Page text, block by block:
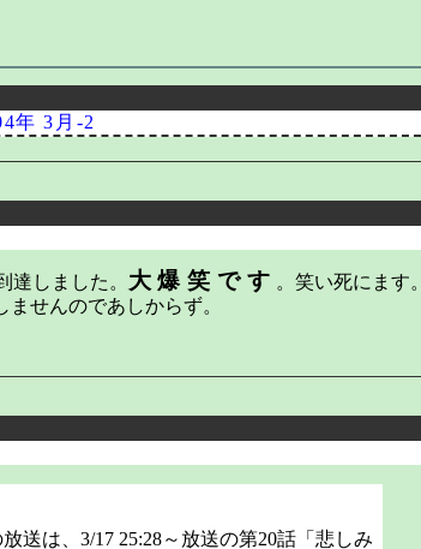
年 3月-2
達しました。 大爆笑です 。笑い死にます。
せんのであしからず。
送は、3/17 25:28～放送の第20話「悲しみ